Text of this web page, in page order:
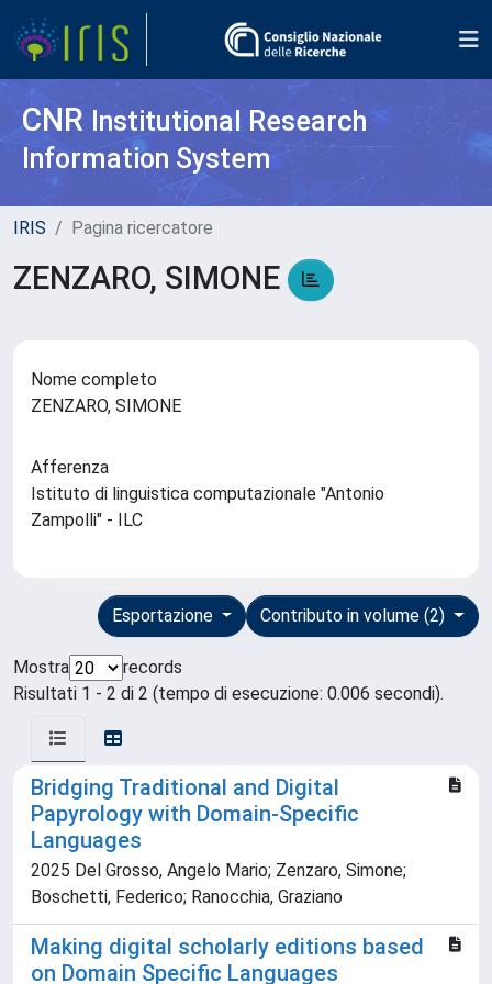
CNR Institutional Research
Information System
IRIS Pagina ricercatore
ZENZARO, SIMONE
Nome completo
ZENZARO, SIMONE
Afferenza
Istituto di linguistica computazionale "Antonio
Zampolli" - ILC
Contributo in volume (2)
Esportazione
Mostra
records
Risultati 1 - 2 di 2 (tempo di esecuzione: 0.006 secondi).
Bridging Traditional and Digital
Papyrology with Domain-Specific
Languages
2025 Del Grosso, Angelo Mario; Zenzaro, Simone;
Boschetti, Federico; Ranocchia, Graziano
Making digital scholarly editions based
on Domain Specific Languages